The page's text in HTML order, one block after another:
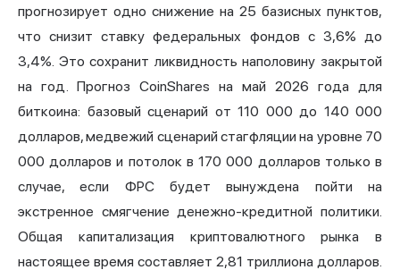
прогнозирует одно снижение на 25 базисных пунктов,
что снизит ставку федеральных фондов с 3,6% до
3,4%. Это сохранит ликвидность наполовину закрытой
на год. Прогноз CoinShares на май 2026 года для
биткоина: базовый сценарий от 110 000 до 140 000
долларов, медвежий сценарий стагфляции на уровне 70
000 долларов и потолок в 170 000 долларов только в
случае, если ФРС будет вынуждена пойти на
экстренное смягчение денежно-кредитной политики.
Общая капитализация криптовалютного рынка в
настоящее время составляет 2,81 триллиона долларов.